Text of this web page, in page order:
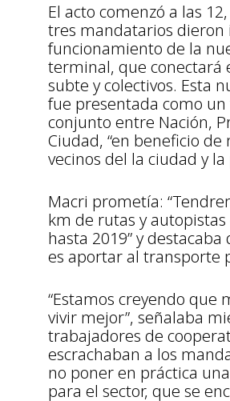
El acto comenzó a las
tres mandatarios dieron
funcionamiento de la
terminal, que conectará
subte y colectivos. Esta
fue presentada como
conjunto entre Nación,
Ciudad, “en beneficio de
vecinos del la ciudad y la
Macri prometía:
km de rutas y autopistas
hasta 2019” y destacaba
es aportar al transporte
“Estamos creyendo que
vivir mejor”, señalaba
trabajadores de
escrachaban a los
no poner en práctica
para el sector, que se